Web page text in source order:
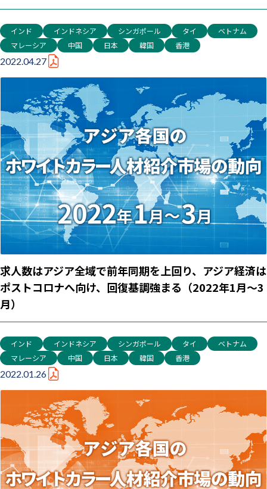
インド インドネシア シンガポール タイ
ベトナム
マレーシア
中国 日本 韓国 香港
2022.04.27
求人数はアジア全域で前年同期を上回り、アジア経済は
ポストコロナへ向け、回復基調強まる（2022年1月～3
月）
インド インドネシア シンガポール タイ
ベトナム
マレーシア
中国 日本 韓国 香港
2022.01.26